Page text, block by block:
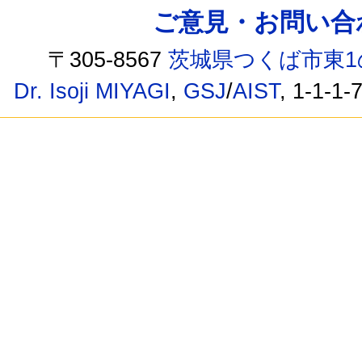
ご意見・お問い
〒305-8567茨城県つくば市東
Dr. Isoji MIYAGI, GSJ/AIST, 1-1-1-